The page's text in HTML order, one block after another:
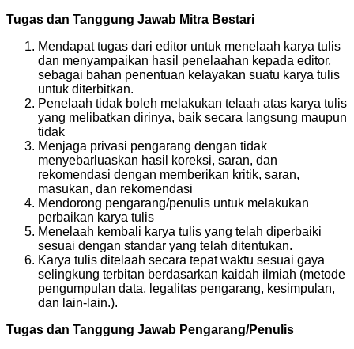
Tugas dan Tanggung Jawab Mitra Bestari
Mendapat tugas dari editor untuk menelaah karya tulis
dan menyampaikan hasil penelaahan kepada editor,
sebagai bahan penentuan kelayakan suatu karya tulis
untuk diterbitkan.
Penelaah tidak boleh melakukan telaah atas karya tulis
yang melibatkan dirinya, baik secara langsung maupun
tidak
Menjaga privasi pengarang dengan tidak
menyebarluaskan hasil koreksi, saran, dan
rekomendasi dengan memberikan kritik, saran,
masukan, dan rekomendasi
Mendorong pengarang/penulis untuk melakukan
perbaikan karya tulis
Menelaah kembali karya tulis yang telah diperbaiki
sesuai dengan standar yang telah ditentukan.
Karya tulis ditelaah secara tepat waktu sesuai gaya
selingkung terbitan berdasarkan kaidah ilmiah (metode
pengumpulan data, legalitas pengarang, kesimpulan,
dan lain-lain.).
Tugas dan Tanggung Jawab Pengarang/Penulis